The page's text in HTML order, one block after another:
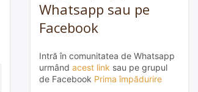
Whatsapp sau pe
Facebook
Intră în comunitatea de Whatsapp
urmând acest link sau pe grupul
de Facebook Prima împădurire